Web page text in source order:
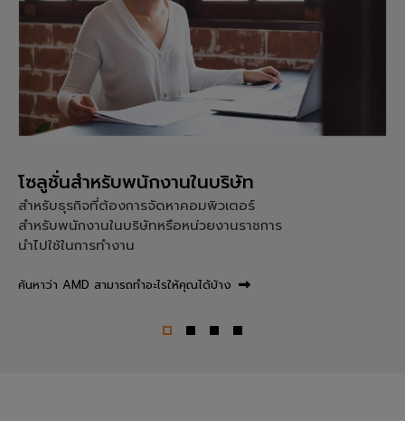
โซลูชั่นสำหรับพนักงานในบริษัท
สำหรับธุรกิจที่ต้องการจัดหาคอมพิวเตอร์
สำหรับพนักงานในบริษัทหรือหน่วยงานราชการ
นำไปใช้ในการทำงาน
ค้นหาว่า AMD สามารถทำอะไรให้คุณได้บ้าง